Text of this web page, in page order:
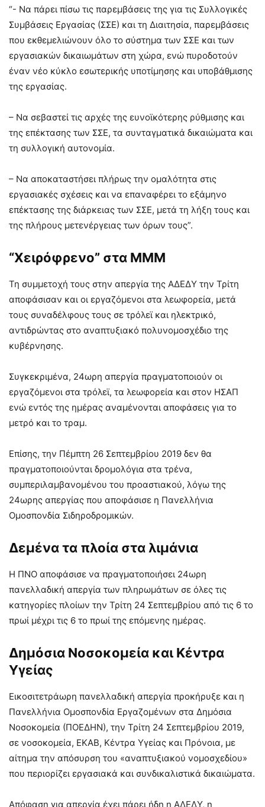
“- Να πάρει πίσω τις παρεμβάσεις της για τις Συλλογικές
Συμβάσεις Εργασίας (ΣΣΕ) και τη Διαιτησία, παρεμβάσεις
που εκθεμελιώνουν όλο το σύστημα των ΣΣΕ και των
εργασιακών δικαιωμάτων στη χώρα, ενώ πυροδοτούν
έναν νέο κύκλο εσωτερικής υποτίμησης και υποβάθμισης
της εργασίας.
– Να σεβαστεί τις αρχές της ευνοϊκότερης ρύθμισης και
της επέκτασης των ΣΣΕ, τα συνταγματικά δικαιώματα και
τη συλλογική αυτονομία.
– Να αποκαταστήσει πλήρως την ομαλότητα στις
εργασιακές σχέσεις και να επαναφέρει το εξάμηνο
επέκτασης της διάρκειας των ΣΣΕ, μετά τη λήξη τους και
της πλήρους μετενέργειας των όρων τους”.
“Χειρόφρενο” στα ΜΜΜ
Τη συμμετοχή τους στην απεργία της ΑΔΕΔΥ την Τρίτη
αποφάσισαν και οι εργαζόμενοι στα λεωφορεία, μετά
τους συναδέλφους τους σε τρόλεϊ και ηλεκτρικό,
αντιδρώντας στο αναπτυξιακό πολυνομοσχέδιο της
κυβέρνησης.
Συγκεκριμένα, 24ωρη απεργία πραγματοποιούν οι
εργαζόμενοι στα τρόλεϊ, τα λεωφορεία και στον ΗΣΑΠ
ενώ εντός της ημέρας αναμένονται αποφάσεις για το
μετρό και το τραμ.
Επίσης, την Πέμπτη 26 Σεπτεμβρίου 2019 δεν θα
πραγματοποιούνται δρομολόγια στα τρένα,
συμπεριλαμβανομένου του προαστιακού, λόγω της
24ωρης απεργίας που αποφάσισε η Πανελλήνια
Ομοσπονδία Σιδηροδρομικών.
Δεμένα τα πλοία στα λιμάνια
Η ΠΝΟ αποφάσισε να πραγματοποιήσει 24ωρη
πανελλαδική απεργία των πληρωμάτων σε όλες τις
κατηγορίες πλοίων την Τρίτη 24 Σεπτεμβρίου από τις 6 το
πρωί μέχρι τις 6 το πρωί της επόμενης ημέρας.
Δημόσια Νοσοκομεία και Κέντρα
Υγείας
Εικοσιτετράωρη πανελλαδική απεργία προκήρυξε και η
Πανελλήνια Ομοσπονδία Εργαζομένων στα Δημόσια
Νοσοκομεία (ΠΟΕΔΗΝ), την Τρίτη 24 Σεπτεμβρίου 2019,
σε νοσοκομεία, ΕΚΑΒ, Κέντρα Υγείας και Πρόνοια, με
αίτημα την απόσυρση του «αναπτυξιακού νομοσχεδίου»
που περιορίζει εργασιακά και συνδικαλιστικά δικαιώματα.
Απόφαση για απεργία έχει πάρει ήδη η ΑΔΕΔΥ, η